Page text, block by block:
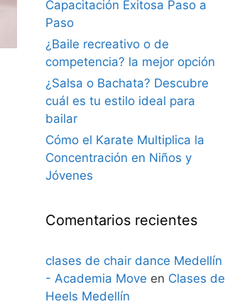
Capacitación Exitosa Paso a
Paso
¿Baile recreativo o de
competencia? la mejor opción
¿Salsa o Bachata? Descubre
cuál es tu estilo ideal para
bailar
Cómo el Karate Multiplica la
Concentración en Niños y
Jóvenes
Comentarios recientes
clases de chair dance Medellín
- Academia Move en Clases de
Heels Medellín